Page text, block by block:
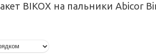
BIKOX на пальники Abicor